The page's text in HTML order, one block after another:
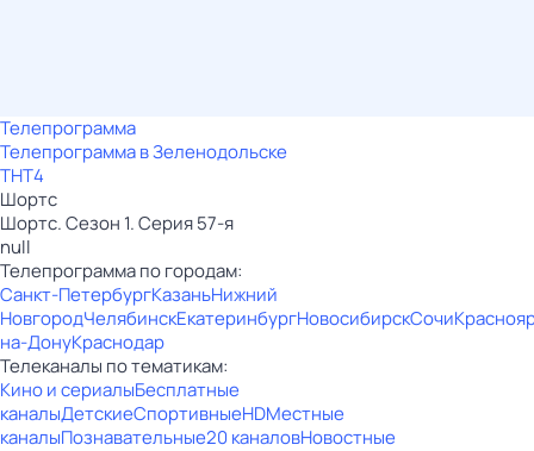
Телепрограмма
Телепрограмма в Зеленодольске
ТНТ4
Шортс
Шортс. Сезон 1. Серия 57-я
null
Телепрограмма по городам:
Санкт-ПетербургКазаньНижний
НовгородЧелябинскЕкатеринбургНовосибирскСочи
на-ДонуКраснодар
Телеканалы по тематикам:
Кино и сериалыБесплатные
каналыДетскиеСпортивныеHDМестные
каналыПознавательные20 каналовНовостные